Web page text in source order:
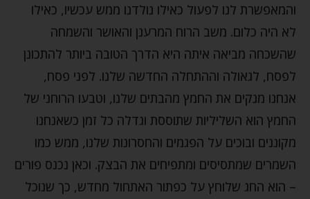
והמאפשרת לנו לפעול כאילו נולדנו ממש עכשיו, כאילו
לא היה כלום. משב הרוח המרענן והאושר והשמחה
שהשכחה מביאה איתה היא הדרך הטובה ביותר להתכונן
לפסח, לגאולה וההתחלה החדשה שלנו. לפני פסח,
אנחנו מנקים את החמץ מהבתים שלנו, וטבעו הרוחני של
החמץ הוא השליליות שתוססת וגדלה כל זמן כשאנחנו
מקוננים ובוכים על הפגמים והחסרונות שלנו, ממש כמו
השמרים שמתסיסים ומתפיחים את הבצק. וכאן נכנס פורים
– הוא החג שלוחץ על כפתור האתחול מחדש, כך שנוכל